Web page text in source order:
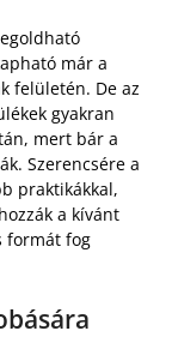
már a
felületén. De az
gyakran
mert bár a
Szerencsére a
praktikákkal,
a kívánt
formát fog